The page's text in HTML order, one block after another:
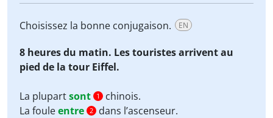
Choisissez la bonne conjugaison. EN
8 heures du matin. Les touristes arrivent au
pied de la tour Eiffel.
La plupartsont 1
chinois.
La fouleentre 2
dans l’ascenseur.